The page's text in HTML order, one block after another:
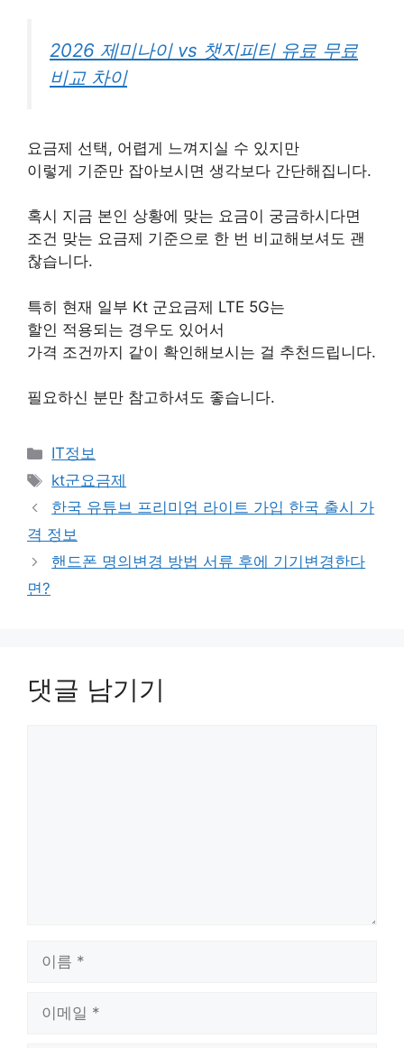
2026 제미나이 vs 챗지피티 유료 무료
비교 차이
요금제 선택, 어렵게 느껴지실 수 있지만
이렇게 기준만 잡아보시면 생각보다 간단해집니다.
혹시 지금 본인 상황에 맞는 요금이 궁금하시다면
조건 맞는 요금제 기준으로 한 번 비교해보셔도 괜
찮습니다.
특히 현재 일부 Kt 군요금제 LTE 5G는
할인 적용되는 경우도 있어서
가격 조건까지 같이 확인해보시는 걸 추천드립니다.
필요하신 분만 참고하셔도 좋습니다.
카
테
리
IT정보
태
그
kt군요금제
한국 유튜브 프리미엄 라이트 가입 한국 출시 가
격 정보
핸드폰 명의변경 방법 서류 후에 기기변경한다
면?
댓글 남기기